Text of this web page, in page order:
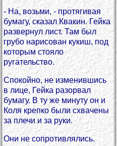
- На, возьми, - протягивая
бумагу, сказал Квакин. Гейка
развернул лист. Там был
грубо нарисован кукиш, под
которым стояло
ругательство.
Спокойно, не изменившись
в лице, Гейка разорвал
бумагу. В ту же минуту он и
Коля крепко были схвачены
за плечи и за руки.
Они не сопротивлялись.